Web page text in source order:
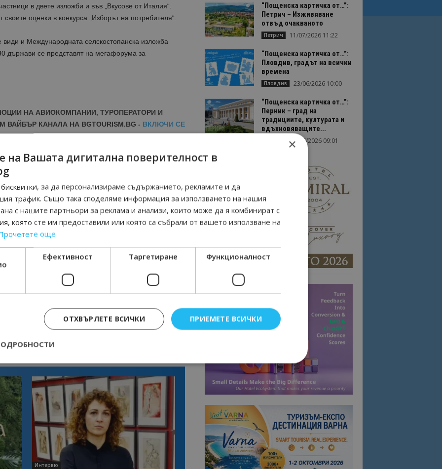
в двете изложби и във „Вкусове от Италия“.
оценки в конкурса „Изборът на потребителя“.
и Международната селскостопанска изложба
държави се представят на мегафорума за
НА АВИОКОМПАНИИ, ТУРОПЕРАТОРИ И
КАНАЛА НА BGTOURISM.BG - ВКЛЮЧИ СЕ
ТУК!
в
Google News Showcase
Интервю
“Пощенска картичка от…”:
Петрич – Изживяване
отвъд очакваното
Петрич 11/07/2026 11:22
“Пощенска картичка от…”:
Пловдив, градът на всички
времена
Пловдив 23/06/2026 10:00
“Пощенска картичка от…”:
Перник – град на
традициите, културата и
вдъхновяващите...
17/06/2026 09:01
×
на Вашата дигитална поверителност в
за да персонализираме съдържанието, рекламите и да
трафик. Също така споделяме информация за използването на нашия
с нашите партньори за реклама и анализи, които може да я комбинират с
която сте им предоставили или която са събрали от вашето използване на
още
Ефективност Таргетиране Функционалност
ПРИЕМЕТЕ ВСИЧКИ
ОТХВЪРЛЕТЕ ВСИЧКИ
Строго необходимо Ефективност Таргетиране Функционалност
бисквитки позволяват основната функционалност на уебсайта, като потребителско влизане и
Уебсайтът не може да се използва правилно без строго необходими бисквитки.
Доставчик/
Домейн
Валиден
до
Описание
lisandraramos.com
bgtourism.bg
7 дни
Тази бисквитка се използва, за да запомните съгласието
на потребителя за използването на бисквитки на сайта.